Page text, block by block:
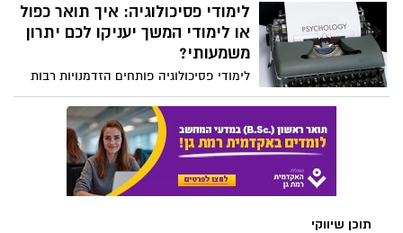
לאחריו התעריף מתייקר
לימודי פסיכולוגיה: איך תואר כפול
או לימודי המשך יעניקו לכם יתרון
משמעותי?
לימודי פסיכולוגיה פותחים הזדמנויות רבות
ומרתקות, אבל בעולם שבו התחרות על
משרות ותחומי התמחות הולכת וגוברת,
נשאלת השאלה – איך אפשר למנף את התואר
הראשון לקריירה מצליחה?
תוכן שיווקי